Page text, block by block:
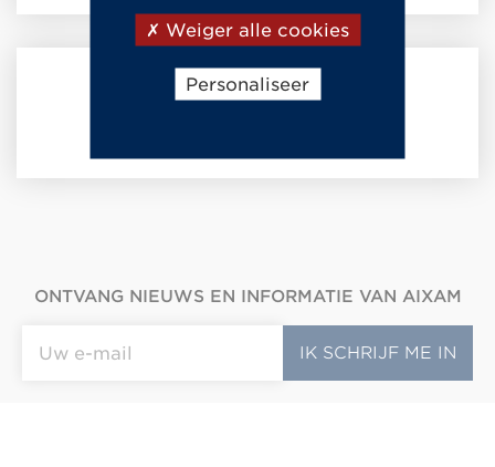
ONTVANG NIEUWS EN INFORMATIE VAN AIXAM
Weiger alle cookies
Personaliseer